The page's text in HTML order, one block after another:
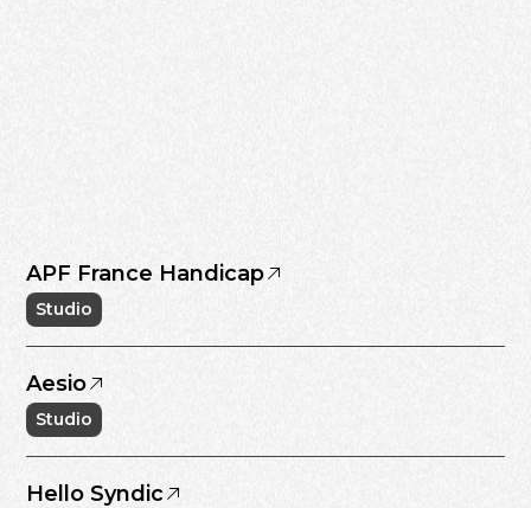
APF France Handicap
Studio
Aesio
Studio
Hello Syndic